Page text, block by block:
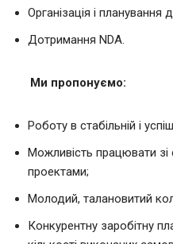
Організація і планування
Дотримання NDA.
Ми пропонуємо:
Роботу в стабільній і
Можливість працювати
проектами;
Молодий, талановитий
Конкурентну заробітну